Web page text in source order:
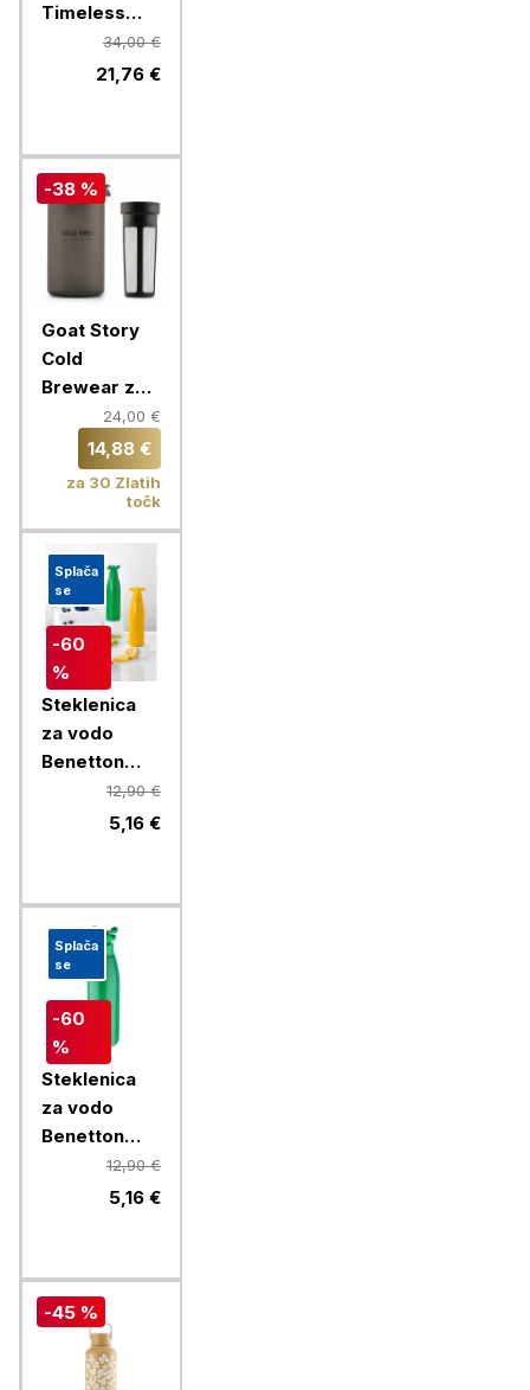
Timeless
Equa, 600
ml, bela
34,00 €
21,76 €
-38 %
Goat Story
Cold
Brewear za
pripravo
kave
24,00 €
14,88 €
za 30 Zlatih
točk
Splača
se
-60
%
Steklenica
za vodo
Benetton
Rainbow 750
ml, rumena
12,90 €
5,16 €
Splača
se
-60
%
Steklenica
za vodo
Benetton
Rainbow 750
ml, zelena
12,90 €
5,16 €
-45 %